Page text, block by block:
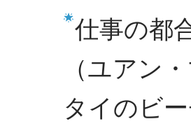
仕事の都
（ユアン
タイのビ